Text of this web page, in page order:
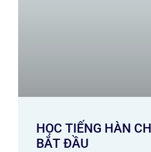
HỌC TIẾNG HÀN
BẮT ĐẦU